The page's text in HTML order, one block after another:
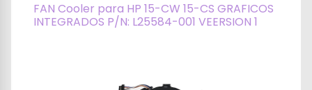
FAN Cooler para HP 15-CW 15-CS GRAFICOS
INTEGRADOS P/N: L25584-001 VEERSION 1